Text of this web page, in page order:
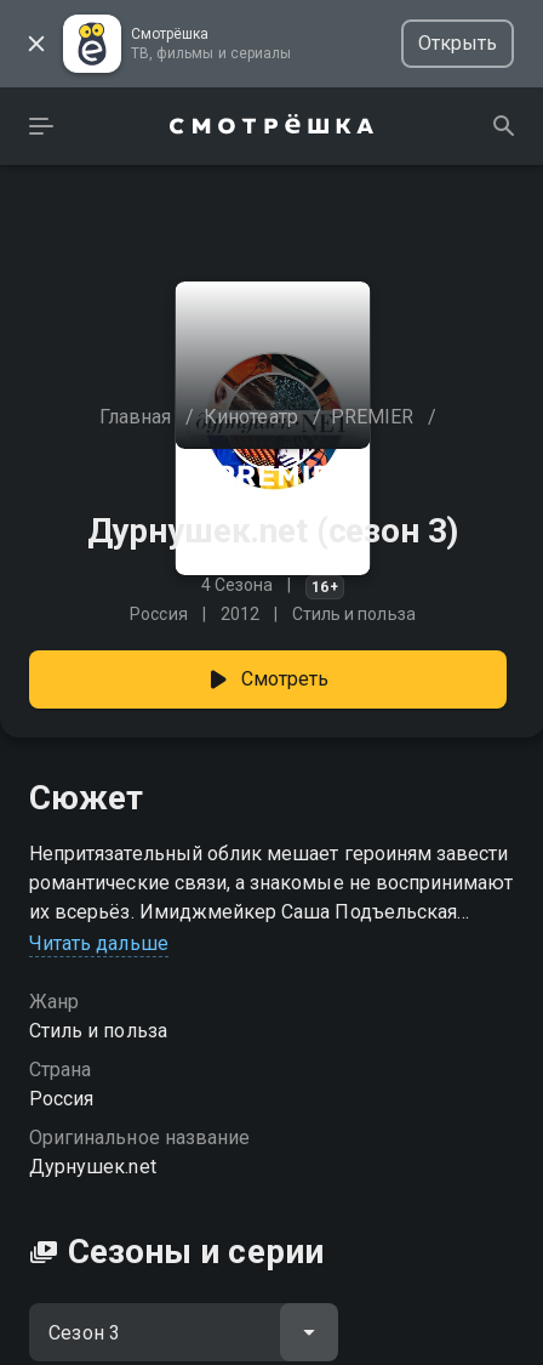
Смотрёшка
ТВ, фильмы и сериалы
Открыть
Главная / Кинотеатр / PREMIER /
Дурнушек.net (сезон 3)
4 Сезона 16+
Россия 2012 Стиль и польза
Смотреть
Сюжет
Непритязательный облик мешает героиням завести
романтические связи, а знакомые не воспринимают
их всерьёз. Имиджмейкер Саша Подъельская
окунёт каждую в мир утончённого стиля, заменит
подчёркивающие достоинства фигуры. А команда
визажисток не просто покажет, как ухаживать за
прядями и выбирать оттенки теней и помады, но и
раскроет секреты свежего румянца и сияющей
взглянут на себя иначе, а окружающие – с
восхищением. «Дурнушек.net» — смотрите онлайн в
Посмотреть онлайн 3 сезон сериала Дурнушек.net
качестве на Смотрёшке
Читать дальше
Жанр
Стиль и польза
Страна
Россия
Оригинальное название
Дурнушек.net
Сезоны и серии